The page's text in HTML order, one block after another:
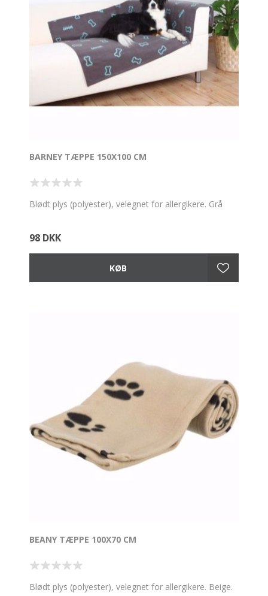
BARNEY TÆPPE 150X100 CM
Blødt plys (polyester), velegnet for allergikere. Grå
98 DKK
BEANY TÆPPE 100X70 CM
Blødt plys (polyester), velegnet for allergikere. Beige.